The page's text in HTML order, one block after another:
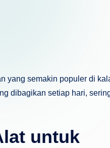
yang semakin populer di
dibagikan setiap hari,
untuk